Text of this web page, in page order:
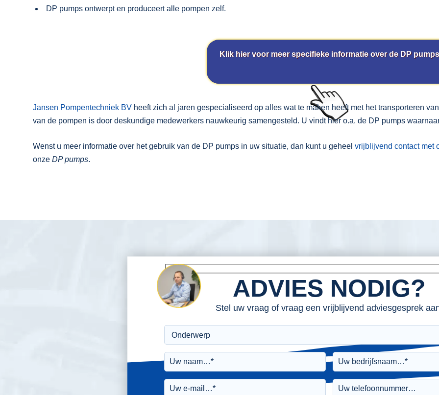
DP pumps ontwerpt en produceert alle pompen zelf.
Klik hier voor meer specifieke informatie over de DP pumps
Jansen Pompentechniek BV heeft zich al jaren gespecialiseerd op alles wat te maken heeft met het transporteren
van de pompen is door deskundige medewerkers nauwkeurig samengesteld. U vindt hier o.a. de DP pumps
Wenst u meer informatie over het gebruik van de DP pumps in uw situatie, dan kunt u geheel vrijblijvend contact met
onze DP pumps.
ADVIES NODIG?
Stel uw vraag of vraag een vrijblijvend adviesgesprek